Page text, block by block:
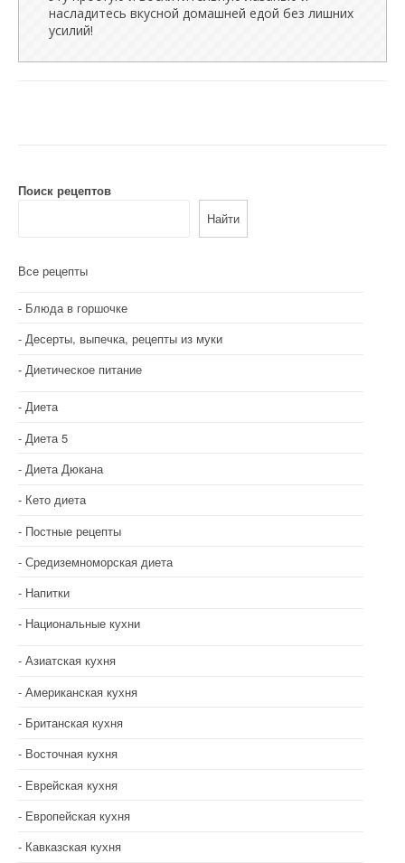
насладитесь вкусной домашней едой без лишних
усилий!
Поиск рецептов
Найти
Все рецепты
Блюда в горшочке
Десерты, выпечка, рецепты из муки
Диетическое питание
Диета
Диета 5
Диета Дюкана
Кето диета
Постные рецепты
Средиземноморская диета
Напитки
Национальные кухни
Азиатская кухня
Американская кухня
Британская кухня
Восточная кухня
Еврейская кухня
Европейская кухня
Кавказская кухня